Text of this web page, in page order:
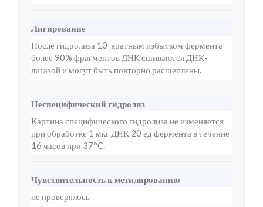
Лигирование
После гидролиза 10-кратным избытком фермента
более 90% фрагментов ДНК сшиваются ДНК-
лигазой и могут быть повторно расщеплены.
Неспецифический гидролиз
Картина специфического гидролиза не изменяется
при обработке 1 мкг ДНК 20 ед фермента в течение
16 часов при 37°C.
Чувствительность к метилированию
не проверялось